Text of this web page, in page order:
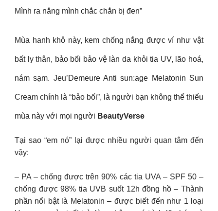
Mình ra nắng mình chắc chắn bị đen”
Mùa hanh khô này, kem chống nắng được ví như vật
bất ly thân, bảo bối bảo vệ làn da khỏi tia UV, lão hoá,
nám sạm. Jeu’Demeure Anti sun:age Melatonin Sun
Cream chính là “bảo bối”, là người bạn không thể thiếu
mùa này với mọi người BeautyVerse
Tại sao “em nó” lại được nhiều người quan tâm đến
vậy:
– PA – chống được trên 90% các tia UVA – SPF 50 –
chống được 98% tia UVB suốt 12h đồng hồ – Thành
phần nổi bật là Melatonin – được biết đến như 1 loại